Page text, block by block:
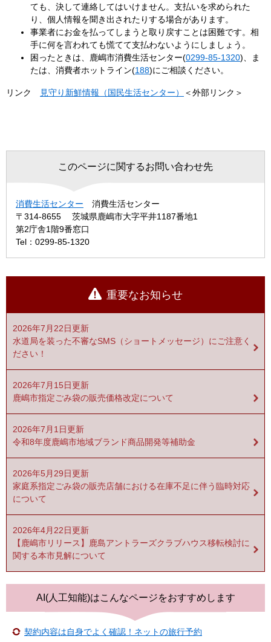
ても、決して連絡してはいけません。支払いを求められた
り、個人情報を聞き出されたりする場合があります。
事業者にお金を払ってしまうと取り戻すことは困難です。相
手に何を言われても慌てて支払わないようにしましょう。
困ったときは、鹿嶋市消費生活センター(0299-85-1320​)、ま
たは、消費者ホットライン(188)にご相談ください。
リンク 見守り新鮮情報（国民生活センター） ＜外部リンク＞
このページに関するお問い合わせ先
消費生活センター
消費生活センター
〒314-8655
茨城県鹿嶋市大字平井1187番地1
第2庁舎1階9番窓口
Tel：0299-85-1320
重要なお知らせ
2026年7月22日更新
水道局を装った不審なSMS（ショートメッセージ）にご注意く
ださい！
2026年7月15日更新
鹿嶋市指定ごみ袋の販売価格改定について
2026年7月1日更新
令和8年度鹿嶋市地域ブランド商品開発等補助金
2026年5月29日更新
家庭系指定ごみ袋の販売店舗における在庫不足に伴う臨時対応
について
2026年4月22日更新
【鹿嶋市リリース】鹿島アントラーズクラブハウス移転検討に
関する本市見解について
AI(人工知能)はこんなページをおすすめします
契約内容は自身でよく確認！ネットの旅行予約